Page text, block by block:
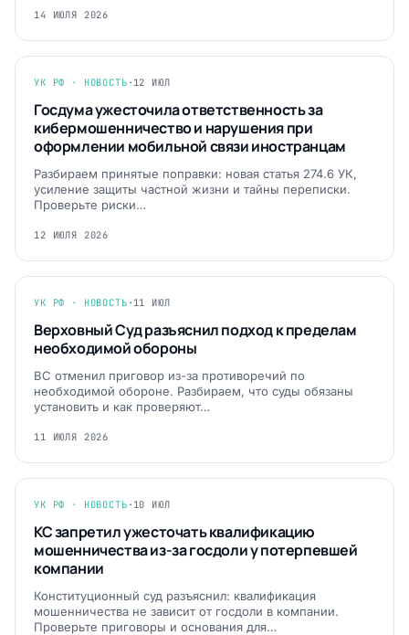
14 ИЮЛЯ 2026
УК РФ · НОВОСТЬ · 12 ИЮЛ
Госдума ужесточила ответственность за
кибермошенничество и нарушения при
оформлении мобильной связи иностранцам
Разбираем принятые поправки: новая статья 274.6 УК,
усиление защиты частной жизни и тайны переписки.
Проверьте риски…
12 ИЮЛЯ 2026
УК РФ · НОВОСТЬ · 11 ИЮЛ
Верховный Суд разъяснил подход к пределам
необходимой обороны
ВС отменил приговор из-за противоречий по
необходимой обороне. Разбираем, что суды обязаны
установить и как проверяют…
11 ИЮЛЯ 2026
УК РФ · НОВОСТЬ · 10 ИЮЛ
КС запретил ужесточать квалификацию
мошенничества из-за госдоли у потерпевшей
компании
Конституционный суд разъяснил: квалификация
мошенничества не зависит от госдоли в компании.
Проверьте приговоры и основания для…